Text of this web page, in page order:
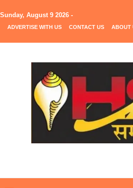
Sunday, August 9 2026 -
ADVERTISE WITH US CONTACT US ABOUT